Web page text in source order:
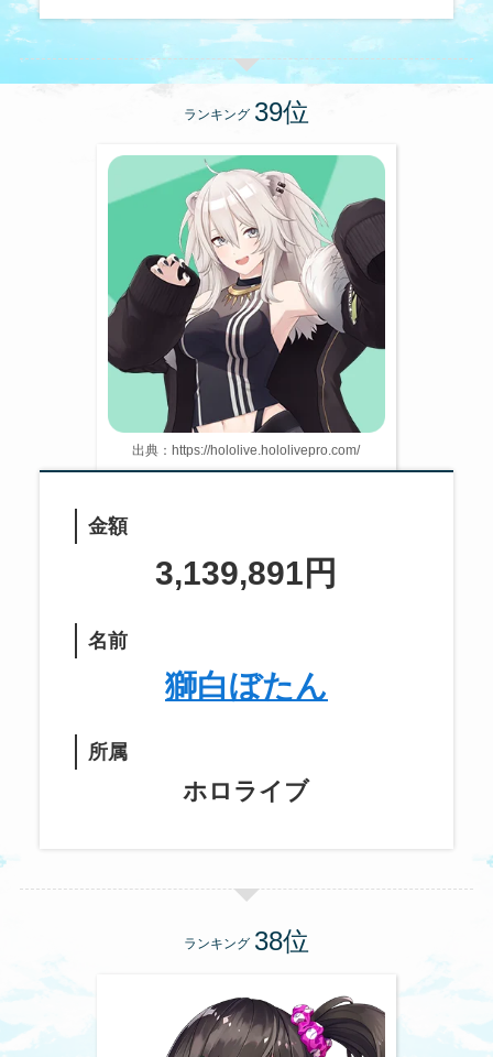
ランキング
出典：https://hololive.hololivepro.com/
金額
3,139,891円
名前
獅白ぼたん
所属
ホロライブ
ランキング